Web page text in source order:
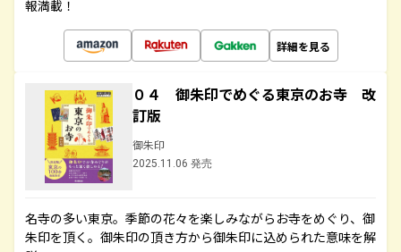
報満載！
詳細を見る
０４ 御朱印でめぐる東京のお寺 改
訂版
御朱印
2025.11.06 発売
名寺の多い東京。季節の花々を楽しみながらお寺をめぐり、御
朱印を頂く。御朱印の頂き方から御朱印に込められた意味を解